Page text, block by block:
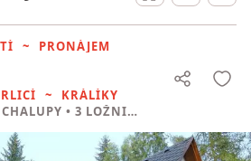
PRONÁJEM
KRÁLÍKY
• 3 LOŽNICE BEZ REALITKY